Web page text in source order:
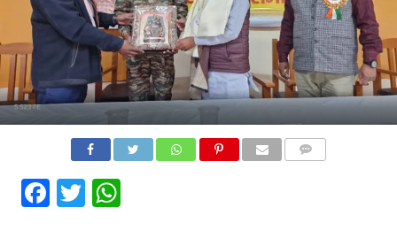
Facebook
Twitter
WhatsApp